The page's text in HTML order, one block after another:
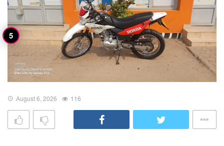
August 6, 2026 116